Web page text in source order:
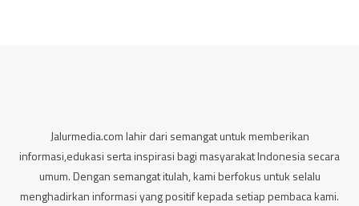
Jalurmedia.com lahir dari semangat untuk memberikan
informasi,edukasi serta inspirasi bagi masyarakat Indonesia secara
umum. Dengan semangat itulah, kami berfokus untuk selalu
menghadirkan informasi yang positif kepada setiap pembaca kami.